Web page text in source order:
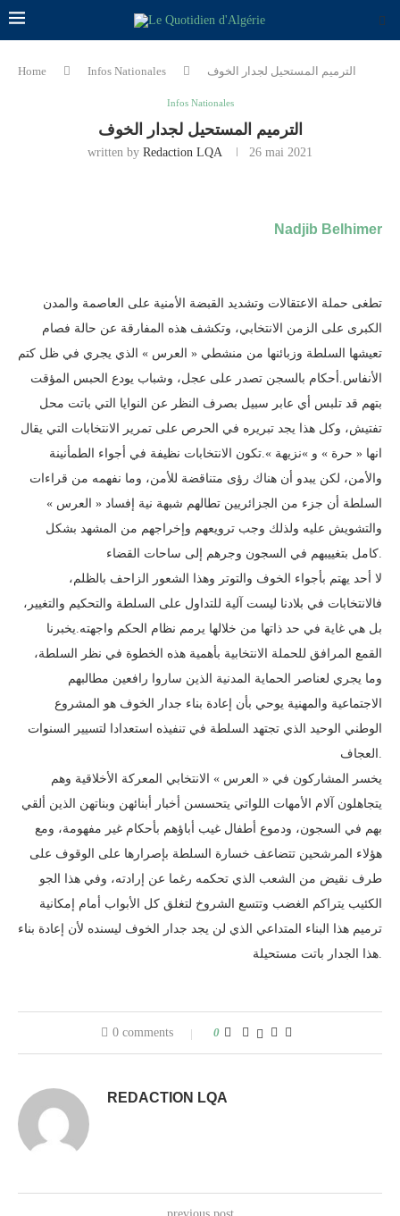
Home Infos Nationales الترميم المستحيل لجدار الخوف
Infos Nationales
الترميم المستحيل لجدار الخوف
written by Redaction LQA 26 mai 2021
Nadjib Belhimer
تطغى حملة الاعتقالات وتشديد القبضة الأمنية على العاصمة والمدن
الكبرى على الزمن الانتخابي، وتكشف هذه المفارقة عن حالة فصام
تعيشها السلطة وزبائنها من منشطي « العرس » الذي يجري في ظل كتم
الأنفاس.أحكام بالسجن تصدر على عجل، وشباب يودع الحبس المؤقت
بتهم قد تلبس أي عابر سبيل بصرف النظر عن النوايا التي باتت محل
تفتيش، وكل هذا يجد تبريره في الحرص على تمرير الانتخابات التي يقال
انها « حرة » و »نزيهة ».تكون الانتخابات نظيفة في أجواء الطمأنينة
والأمن، لكن يبدو أن هناك رؤى متناقضة للأمن، وما نفهمه من قراءات
السلطة أن جزء من الجزائريين تطالهم شبهة نية إفساد « العرس »
والتشويش عليه ولذلك وجب ترويعهم وإخراجهم من المشهد بشكل
كامل بتغييبهم في السجون وجرهم إلى ساحات القضاء.
لا أحد يهتم بأجواء الخوف والتوتر وهذا الشعور الزاحف بالظلم،
فالانتخابات في بلادنا ليست آلية للتداول على السلطة والتحكيم والتغيير،
بل هي غاية في حد ذاتها من خلالها يرمم نظام الحكم واجهته.يخبرنا
القمع المرافق للحملة الانتخابية بأهمية هذه الخطوة في نظر السلطة،
وما يجري لعناصر الحماية المدنية الذين ساروا رافعين مطالبهم
الاجتماعية والمهنية يوحي بأن إعادة بناء جدار الخوف هو المشروع
الوطني الوحيد الذي تجتهد السلطة في تنفيذه استعدادا لتسيير السنوات
العجاف.
يخسر المشاركون في « العرس » الانتخابي المعركة الأخلاقية وهم
يتجاهلون آلام الأمهات اللواتي يتحسسن أخبار أبنائهن وبناتهن الذين ألقي
بهم في السجون، ودموع أطفال غيب أباؤهم بأحكام غير مفهومة، ومع
هؤلاء المرشحين تتضاعف خسارة السلطة بإصرارها على الوقوف على
طرف نقيض من الشعب الذي تحكمه رغما عن إرادته، وفي هذا الجو
الكئيب يتراكم الغضب وتتسع الشروخ لتغلق كل الأبواب أمام إمكانية
ترميم هذا البناء المتداعي الذي لن يجد جدار الخوف ليسنده لأن إعادة بناء
هذا الجدار باتت مستحيلة.
0 comments 0
REDACTION LQA